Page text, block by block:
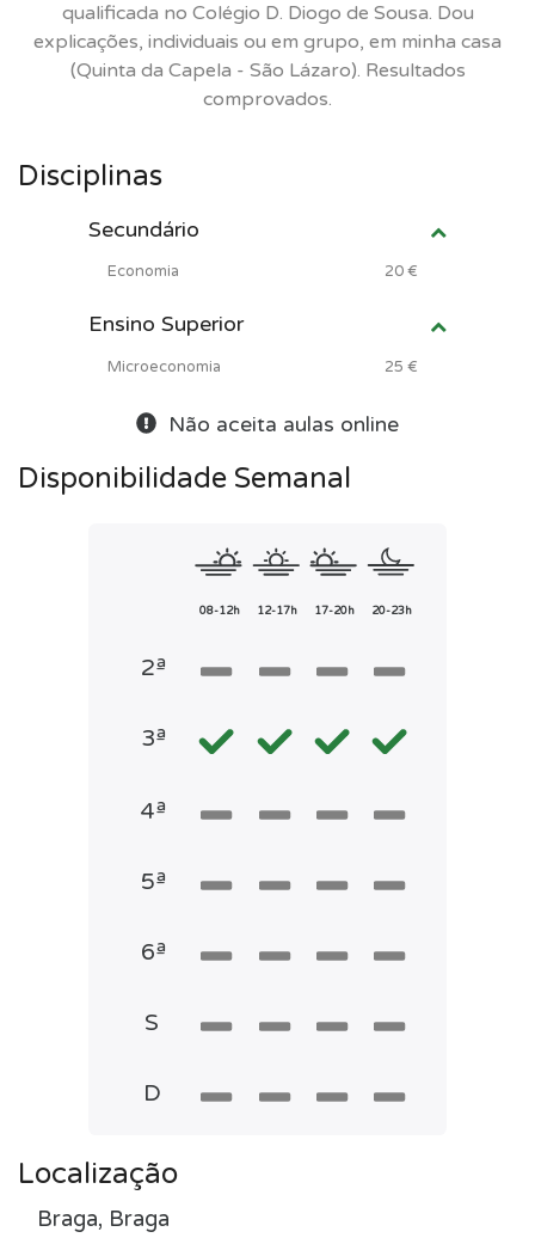
qualificada no Colégio D. Diogo de Sousa. Dou
explicações, individuais ou em grupo, em minha casa
(Quinta da Capela - São Lázaro). Resultados
comprovados.
Disciplinas
Secundário
Economia 20 €
Ensino Superior
Microeconomia 25 €
Não aceita aulas online
Disponibilidade Semanal
08-12h 12-17h 17-20h 20-23h
2ª
3ª
4ª
5ª
6ª
S
D
Localização
Braga, Braga